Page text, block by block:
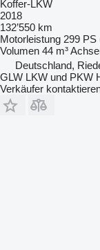
Koffer-LKW
2018
132’550 km
Motorleistung 299 PS
Volumen 44 m³
Deutschland,
GLW LKW und PKW
Verkäufer